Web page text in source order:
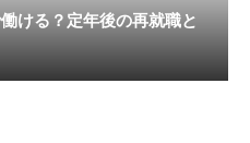
ける？定年後の再就職と